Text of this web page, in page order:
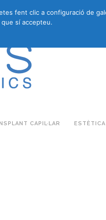
683 27 07
CAPIL·LAR ESTÈTICA
fent clic a configuració de
sí accepteu.